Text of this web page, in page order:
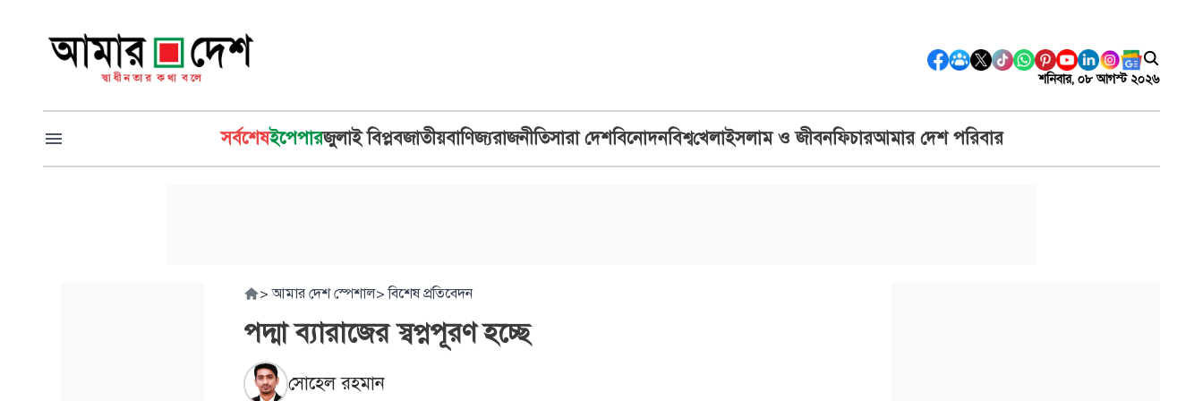
শনিবার, ০৮ আগস্ট ২০২৬
সর্বশেষইপেপারজুলাই বিপ্লবজাতীয়বাণিজ্যরাজনীতিসারা দেশবিনোদনবিশ্বখেলাইসলাম ও জীবনফিচারআমার দেশ পরিবার
> আমার দেশ স্পেশাল> বিশেষ প্রতিবেদন
পদ্মা ব্যারাজের স্বপ্নপূরণ হচ্ছে
সোহেল রহমান